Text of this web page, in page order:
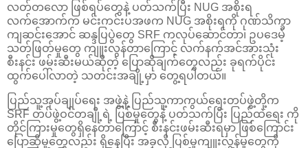
လတ်တလော ဖြစ်ရပ်တွေနဲ့ ပတ်သက်ပြီး NUG အစိုးရ
လက်အောက်က မင်းကင်းပအဖက NUG အစိုးရကို ဂုဏ်သိက္ခာ
ကျဆင်းအောင် ဆန္ဒပြပွဲတွေ SRF ကလုပ်ဆောင်တာ၊ ဥပဒေမဲ့
သတ်ဖြတ်မှုတွေ ကျူးလွန်တာကြောင့် လက်နက်အင်အားသုံး
စီးနင်း ဖမ်းဆီးမယ်ဆိုတဲ့ ပြောဆိုချက်တွေလည်း ခုရက်ပိုင်း
ထွက်ပေါ်လာတဲ့ သတင်းအချို့မှာ တွေ့ရပါတယ်။
ပြည်သူ့အုပ်ချုပ်ရေး အဖွဲ့နဲ့ ပြည်သူ့ကာကွယ်ရေးတပ်ဖွဲ့တို့က
SRF တပ်ဖွဲ့ဝင်တချို့ရဲ့ ပြစ်မှုတွေနဲ့ ပတ်သက်ပြီး ပြည်ထဲရေး ကို
တိုင်ကြားမှုတွေရှိနေတာကြောင့် စီးနင်းဖမ်းဆီးရမှာ ဖြစ်ကြောင်း
ပြောဆိုမှုတွေလည်း ရှိနေပြီး အခုလို ပြစ်မှုကျူးလွန်မှုတွေကို